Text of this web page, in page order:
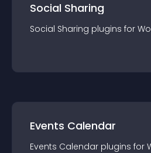
Social Sharing
Social Sharing plugins for
Events Calendar
Events Calendar plugins for